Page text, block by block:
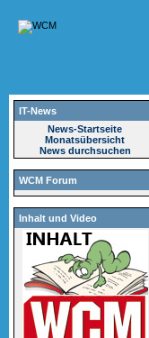
IT-News
News-Startseite
Monatsübersicht
News durchsuchen
WCM Forum
Inhalt und Video